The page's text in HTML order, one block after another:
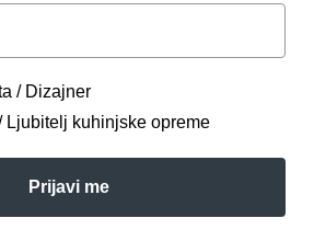
/ Dizajner
Ljubitelj kuhinjske opreme
Prijavi me